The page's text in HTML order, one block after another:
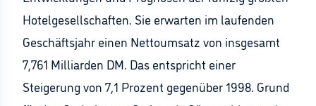
Hotelgesellschaften. Sie erwarten im laufenden
Geschäftsjahr einen Nettoumsatz von insgesamt
7,761 Milliarden DM. Das entspricht einer
Steigerung von 7,1 Prozent gegenüber 1998. Grund